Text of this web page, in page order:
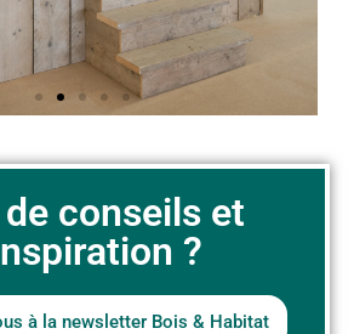
Le lit cabane
DU PUBLIC | MOBILIER
par l'Institut Don
Bosco de Liège
conseils et
?
à la newsletter Bois & Habitat